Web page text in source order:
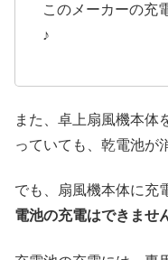
このメーカーの充
♪
また、卓上扇風機本体
っていても、乾電池が
でも、扇風機本体に充
電池の充電はできませ